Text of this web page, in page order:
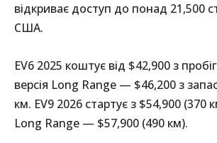
відкриває доступ до понад 21,500
США.
EV6 2025 коштує від $42,900 з
версія Long Range — $46,200 з
км. EV9 2026 стартує з $54,900 (370
Long Range — $57,900 (490 км).